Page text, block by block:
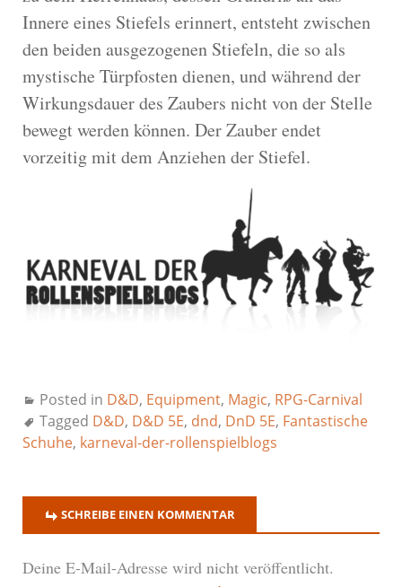
Innere eines Stiefels erinnert, entsteht zwischen
den beiden ausgezogenen Stiefeln, die so als
mystische Türpfosten dienen, und während der
Wirkungsdauer des Zaubers nicht von der Stelle
bewegt werden können. Der Zauber endet
vorzeitig mit dem Anziehen der Stiefel.
Posted in D&D, Equipment, Magic, RPG-Carnival
Tagged D&D, D&D 5E, dnd, DnD 5E, Fantastische
Schuhe, karneval-der-rollenspielblogs
SCHREIBE EINEN KOMMENTAR
Deine E-Mail-Adresse wird nicht veröffentlicht.